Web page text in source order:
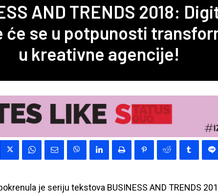
AND TRENDS 2018:
će se u potpunosti
u kreativne agencije!
je seriju tekstova BUSINESS AND TRENDS